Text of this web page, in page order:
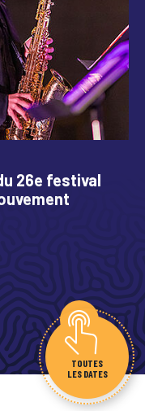
26e festival
TOUTES
LES DATES